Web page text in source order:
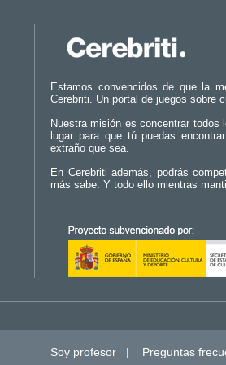
Estamos convencidos de que la
Cerebriti. Un portal de juegos sobre
Nuestra misión es concentrar
lugar para que tú puedas
extraño que sea.
En Cerebriti además, podrás
más sabe. Y todo ello mientras
Soy profesor | Preguntas